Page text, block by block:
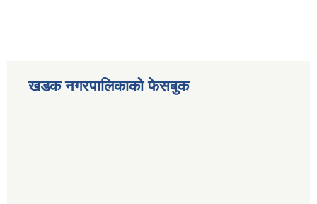
खडक नगरपालिकाको फेसबुक